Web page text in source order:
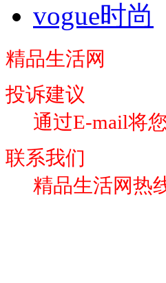
vogue时尚
精品生活网
投诉建议
通过E-mail将
联系我们
精品生活网热